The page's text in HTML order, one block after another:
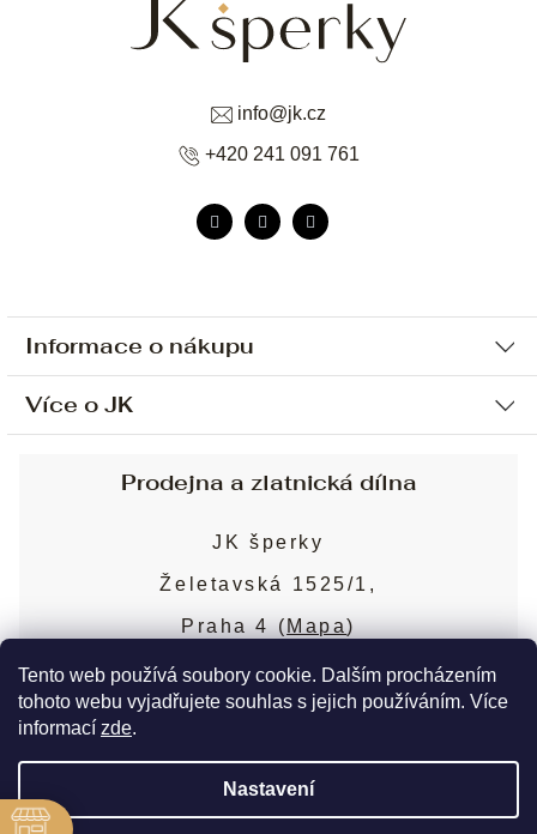
Tento web používá soubory cookie. Dalším procházením
tohoto webu vyjadřujete souhlas s jejich používáním. Více
informací zde.
Nastavení
Informace o nákupu
Ochrana osobních údajů
Sjednání osobní schůzky
Obchodní podmínky
Puncovní značky
Více o JK
Blog
Nejčastější dotazy
info@jk.cz
+420 241 091 761
Prodejna a zlatnická dílna
JK šperky
Želetavská 1525/1,
Praha 4 ( Mapa)
Více o prodejně
Copyright 2026JK šperky. Všechna práva
vyhrazena.
Upravit nastavení cookies